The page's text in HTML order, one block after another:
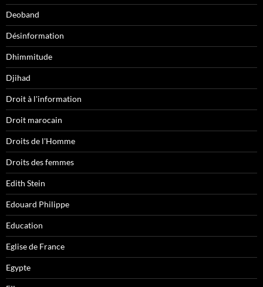
Deoband
Désinformation
Dhimmitude
Djihad
Droit à l'information
Droit marocain
Droits de l'Homme
Droits des femmes
Edith Stein
Edouard Philippe
Education
Eglise de France
Egypte